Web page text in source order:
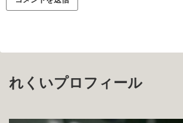
れくいプロフィール